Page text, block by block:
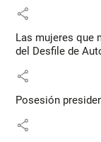
share
Las mujeres que
del Desfile de
share
Posesión
share